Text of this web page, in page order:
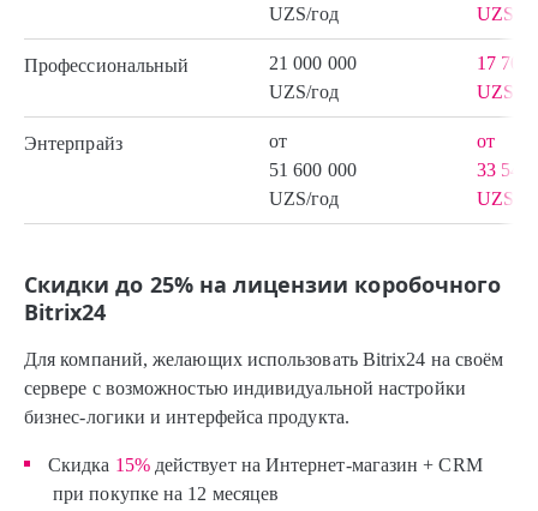
UZS/год
UZS/
Профессиональный
21 000 000
UZS/год
17 700
UZS/
Энтерпрайз
от
51 600 000
UZS/год
от
33 540
UZS/
Скидки до 25% на лицензии коробочного
Bitrix24
Для компаний, желающих использовать Bitrix24 на своём
сервере с возможностью индивидуальной настройки
бизнес-логики и интерфейса продукта.
Скидка 15%действует на Интернет-магазин + CRM
при покупке на 12 месяцев